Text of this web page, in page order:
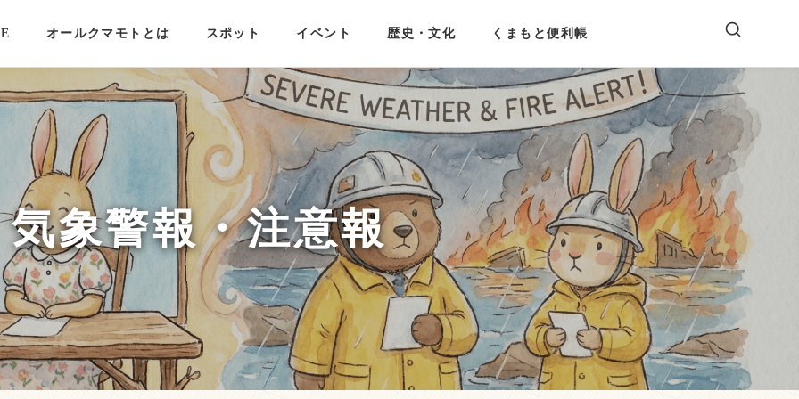
オールクマモトとは スポット イベント 歴史・文化 くまもと便利帳
気象警報・注意報